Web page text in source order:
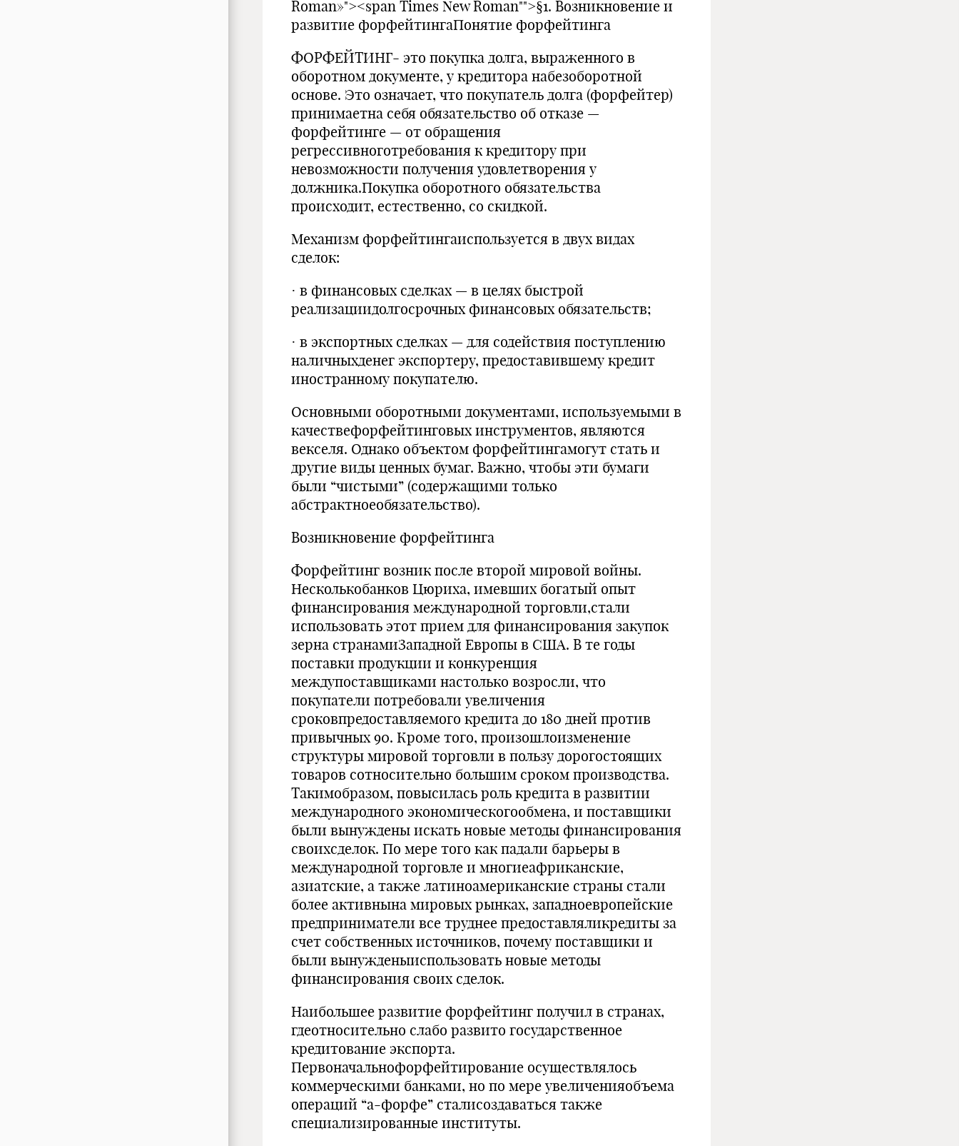
Roman»"><span Times New Roman"">§1. Возникновение и
развитие форфейтингаПонятие форфейтинга
ФОРФЕЙТИНГ- это покупка долга, выраженного в
оборотном документе, у кредитора набезоборотной
основе. Это означает, что покупатель долга (форфейтер)
принимаетна себя обязательство об отказе —
форфейтинге — от обращения
регрессивноготребования к кредитору при
невозможности получения удовлетворения у
должника.Покупка оборотного обязательства
происходит, естественно, со скидкой.
Механизм форфейтингаиспользуется в двух видах
сделок:
· в финансовых сделках — в целях быстрой
реализациидолгосрочных финансовых обязательств;
· в экспортных сделках — для содействия поступлению
наличныхденег экспортеру, предоставившему кредит
иностранному покупателю.
Основными оборотными документами, используемыми в
качествефорфейтинговых инструментов, являются
векселя. Однако объектом форфейтингамогут стать и
другие виды ценных бумаг. Важно, чтобы эти бумаги
были “чистыми” (содержащими только
абстрактноеобязательство).
Возникновение форфейтинга
Форфейтинг возник после второй мировой войны.
Несколькобанков Цюриха, имевших богатый опыт
финансирования международной торговли,стали
использовать этот прием для финансирования закупок
зерна странамиЗападной Европы в США. В те годы
поставки продукции и конкуренция
междупоставщиками настолько возросли, что
покупатели потребовали увеличения
сроковпредоставляемого кредита до 180 дней против
привычных 90. Кроме того, произошлоизменение
структуры мировой торговли в пользу дорогостоящих
товаров сотносительно большим сроком производства.
Такимобразом, повысилась роль кредита в развитии
международного экономическогообмена, и поставщики
были вынуждены искать новые методы финансирования
своихсделок. По мере того как падали барьеры в
международной торговле и многиеафриканские,
азиатские, а также латиноамериканские страны стали
более активнына мировых рынках, западноевропейские
предприниматели все труднее предоставляликредиты за
счет собственных источников, почему поставщики и
были вынужденыиспользовать новые методы
финансирования своих сделок.
Наибольшее развитие форфейтинг получил в странах,
гдеотносительно слабо развито государственное
кредитование экспорта.
Первоначальнофорфейтирование осуществлялось
коммерческими банками, но по мере увеличенияобъема
операций “а-форфе” сталисоздаваться также
специализированные институты.